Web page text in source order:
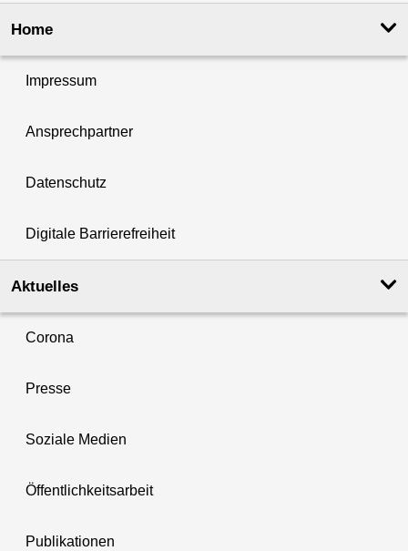
Home
Impressum
Ansprechpartner
Datenschutz
Digitale Barrierefreiheit
Aktuelles
Corona
Presse
Soziale Medien
Öffentlichkeitsarbeit
Publikationen